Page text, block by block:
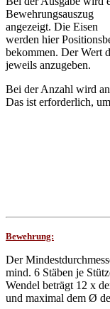
Bewehrungsauszug
angezeigt. Die Eisen
werden hier
bekommen. Der Wert
jeweils anzugeben.
Bei der Anzahl wird
Das ist erforderlich,
Bewehrung:
Der
mind. 6 Stäben je
Wendel beträgt 12 x
und maximal dem Ø